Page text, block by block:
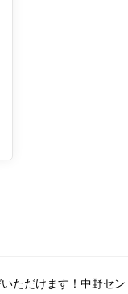
ただけます！中野セ